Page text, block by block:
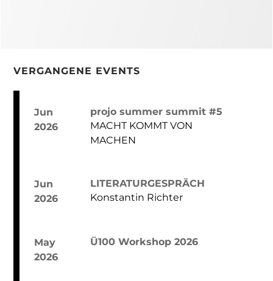
VERGANGENE EVENTS
Jun
2026
projo summer summit #5
MACHT KOMMT VON
MACHEN
Jun
2026
LITERATURGESPRÄCH
Konstantin Richter
May
2026
Ü100 Workshop 2026